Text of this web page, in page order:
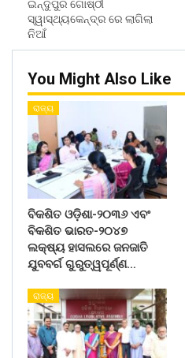
ଇନ୍ଦୁପୁର ଗୋଷ୍ଠୀ
ସ୍ୱାସ୍ଥ୍ୟକେନ୍ଦ୍ର ରେ ଲାଗିଲା
ନିଆଁ
You Might Also Like
ରାଜ୍ୟ
ବିକଶିତ ଓଡ଼ିଶା-୨୦୩୬ ଏବଂ
ବିକଶିତ ଭାରତ-୨୦୪୭
ଲକ୍ଷ୍ୟ ହାସଲରେ ଜନଜାତି
ଯୁବବର୍ଗ ଗୁରୁତ୍ୱପୂର୍ଣ୍ଣ…
ରାଜ୍ୟ